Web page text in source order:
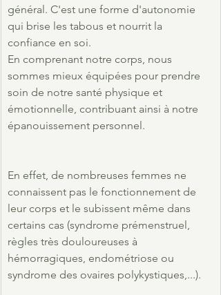
général. C'est une forme d'autonomie
qui brise les tabous et nourrit la
confiance en soi.
En comprenant notre corps, nous
sommes mieux équipées pour prendre
soin de notre santé physique et
émotionnelle, contribuant ainsi à notre
épanouissement personnel.
En effet, de nombreuses femmes ne
connaissent pas le fonctionnement de
leur corps et le subissent même dans
certains cas (syndrome prémenstruel,
règles très douloureuses à
hémorragiques, endométriose ou
syndrome des ovaires polykystiques,...).